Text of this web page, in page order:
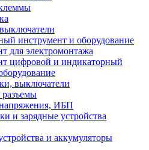
инструмент и оборудование
для электромонтажа
цифровой и индикаторный
выключатели
ИБП
и зарядные устройства
и аккумуляторы